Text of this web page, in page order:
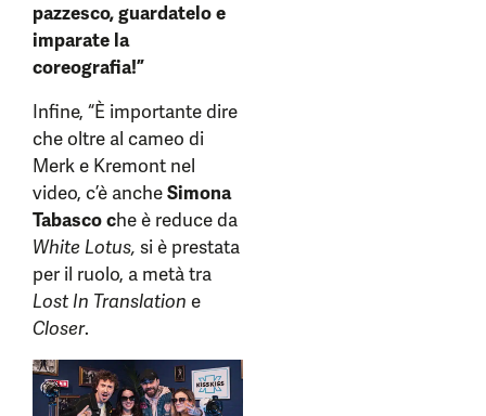
pazzesco, guardatelo e
imparate la
coreografia!”
Infine, “È importante dire
che oltre al cameo di
Merk e Kremont nel
video, c’è ancheSimona
Tabasco che è reduce da
White Lotus, si è prestata
per il ruolo, a metà tra
Lost In Translation e
Closer.